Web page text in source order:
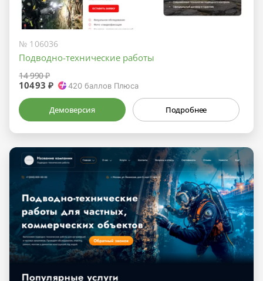
№ 106036
Подводно-технические работы
14 990 ₽
10493 ₽ 420 баллов Плюса
Демоверсия Подробнее